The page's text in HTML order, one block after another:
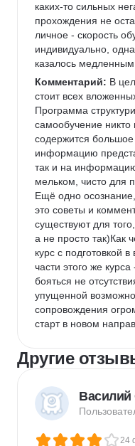
каких-то сильных
прохождения не
личное - скорость
индивидуально,
казалось медленным.
Комментарий: В
стоит всех
Программа
самообучение
содержится большое
информацию
так и на
мельком, чисто для
Ещё одно
это советы и
существуют для
а не просто так)Как
курс с подготовкой
части этого же курса
бояться не
упущенной
сопровождения
старт в новом
Другие
24